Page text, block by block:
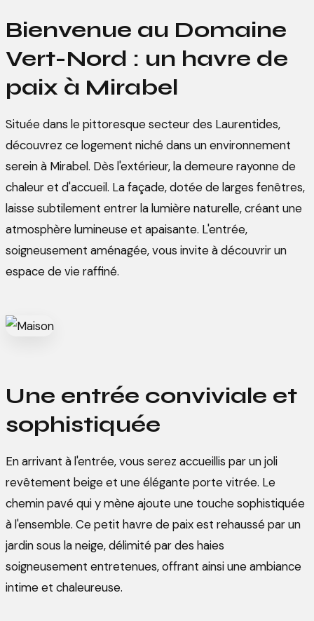
Bienvenue au Domaine
Vert-Nord : un havre de
paix à Mirabel
Située dans le pittoresque secteur des Laurentides,
découvrez ce logement niché dans un environnement
serein à Mirabel. Dès l'extérieur, la demeure rayonne de
chaleur et d'accueil. La façade, dotée de larges fenêtres,
laisse subtilement entrer la lumière naturelle, créant une
atmosphère lumineuse et apaisante. L'entrée,
soigneusement aménagée, vous invite à découvrir un
espace de vie raffiné.
Une entrée conviviale et
sophistiquée
En arrivant à l'entrée, vous serez accueillis par un joli
revêtement beige et une élégante porte vitrée. Le
chemin pavé qui y mène ajoute une touche sophistiquée
à l'ensemble. Ce petit havre de paix est rehaussé par un
jardin sous la neige, délimité par des haies
soigneusement entretenues, offrant ainsi une ambiance
intime et chaleureuse.